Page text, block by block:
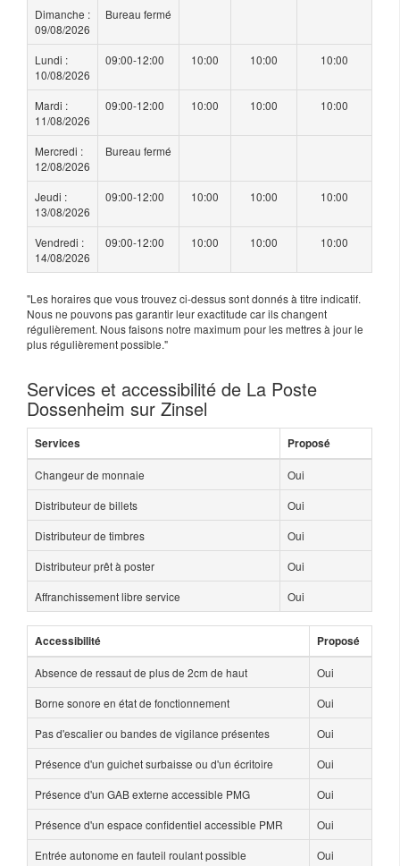
Dimanche :
09/08/2026
Bureau fermé
Lundi :
10/08/2026
09:00-12:00 10:00 10:00 10:00
Mardi :
11/08/2026
09:00-12:00 10:00 10:00 10:00
Mercredi :
12/08/2026
Bureau fermé
Jeudi :
13/08/2026
09:00-12:00 10:00 10:00 10:00
Vendredi :
14/08/2026
09:00-12:00 10:00 10:00 10:00
"Les horaires que vous trouvez ci-dessus sont donnés à titre indicatif.
Nous ne pouvons pas garantir leur exactitude car ils changent
régulièrement. Nous faisons notre maximum pour les mettres à jour le
plus régulièrement possible."
Services et accessibilité de La Poste
Dossenheim sur Zinsel
Services Proposé
Changeur de monnaie
Oui
Distributeur de billets
Oui
Distributeur de timbres
Oui
Distributeur prêt à poster
Oui
Affranchissement libre service
Oui
Accessibilité Proposé
Absence de ressaut de plus de 2cm de haut
Oui
Borne sonore en état de fonctionnement
Oui
Pas d'escalier ou bandes de vigilance présentes
Oui
Présence d'un guichet surbaisse ou d'un écritoire
Oui
Présence d'un GAB externe accessible PMG
Oui
Présence d'un espace confidentiel accessible PMR
Oui
Entrée autonome en fauteil roulant possible
Oui